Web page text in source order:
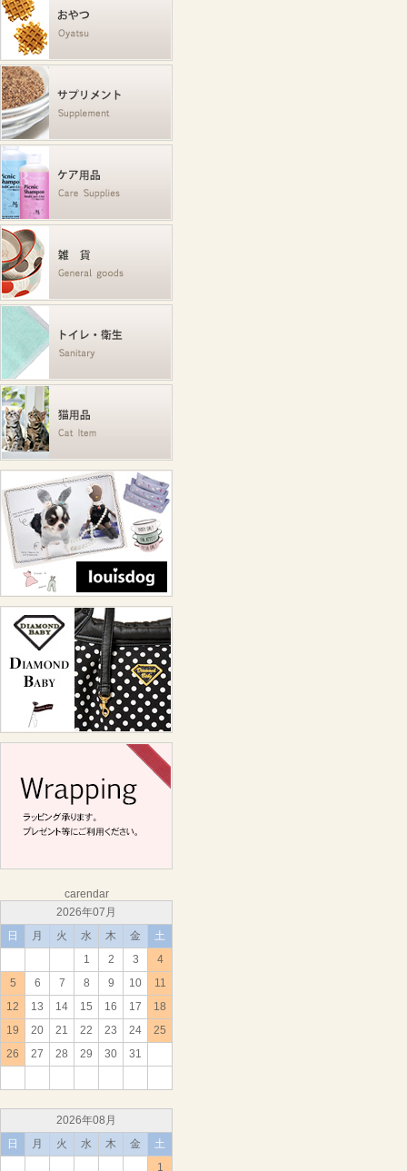
carendar
2026年07月
日
月 火 水 木 金
土
1
2 3
4
5
6 7 8 9 10
11
12
13 14 15 16 17
18
19
20 21 22 23 24
25
26
27 28 29 30 31
2026年08月
日
月 火 水 木 金
土
1